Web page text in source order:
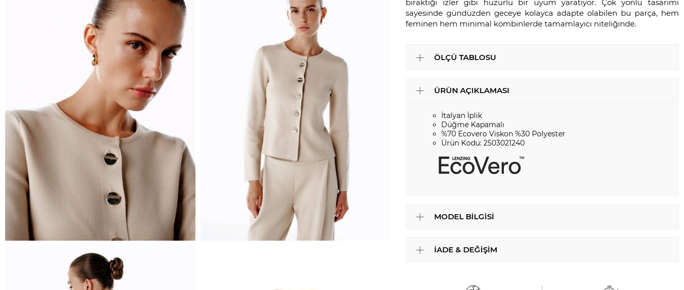
bıraktığı izler gibi huzurlu bir uyum yaratıyor. Çok yönlü tasarımı
sayesinde gündüzden geceye kolayca adapte olabilen bu parça, hem
feminen hem minimal kombinlerde tamamlayıcı niteliğinde.
ÖLÇÜ TABLOSU
ÜRÜN AÇIKLAMASI
İtalyan İplik
Düğme Kapamalı
%70 Ecovero Viskon %30 Polyester
Ürün Kodu: 2503021240
MODEL BILGISI
İADE & DEĞIŞIM